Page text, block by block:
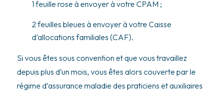
1 feuille rose à envoyer à votre CPAM ;
2 feuilles bleues à envoyer à votre Caisse
d’allocations familiales (CAF).
Si vous êtes sous convention et que vous travaillez
depuis plus d’un mois, vous êtes alors couverte par le
régime d’assurance maladie des praticiens et auxiliaires